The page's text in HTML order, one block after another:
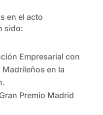
en el acto
sido:
Empresarial con
en la
Premio Madrid